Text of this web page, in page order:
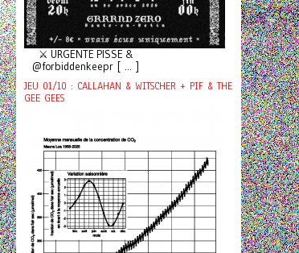
⚔️ URGENTE PISSE &
@forbiddenkeepr [ ... ]
JEU 01/10 : CALLAHAN & WITSCHER + PIF & THE
GEE GEES